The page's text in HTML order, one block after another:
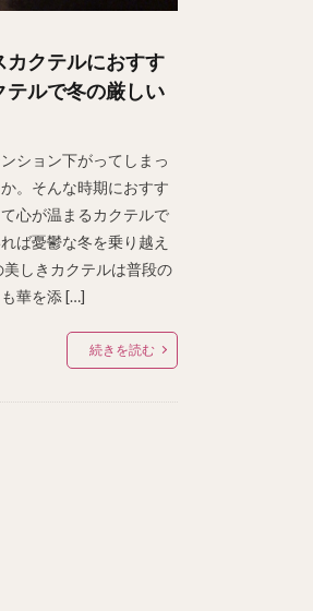
カクテルにおすす
テルで冬の厳しい
ション下がってしまっ
。そんな時期におすす
心が温まるカクテルで
ば憂鬱な冬を乗り越え
しきカクテルは普段の
華を添 […]
続きを読む